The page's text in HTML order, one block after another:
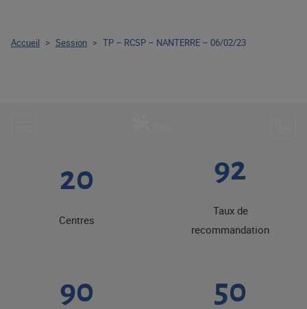
20
Centres
92
Taux de
recommandation
90 50
Accueil > Session > TP – RCSP – NANTERRE – 06/02/23